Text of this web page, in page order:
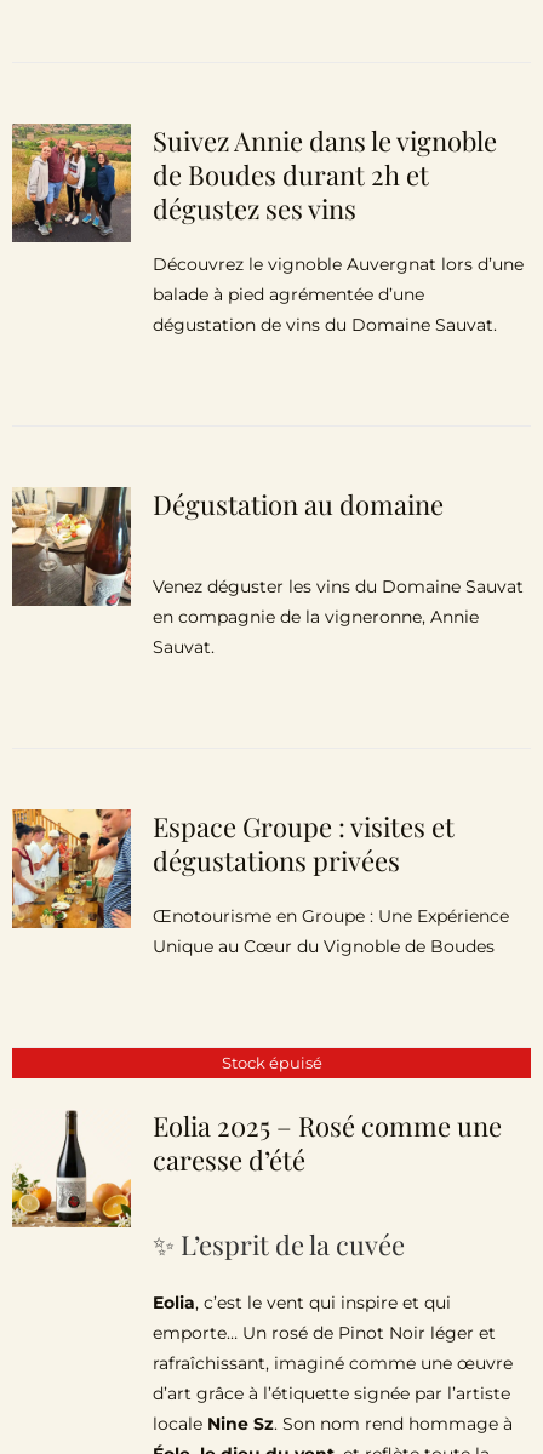
Suivez Annie dans le vignoble
de Boudes durant 2h et
dégustez ses vins
Découvrez le vignoble Auvergnat lors d’une
balade à pied agrémentée d’une
dégustation de vins du Domaine Sauvat.
Dégustation au domaine
Venez déguster les vins du Domaine Sauvat
en compagnie de la vigneronne, Annie
Sauvat.
Espace Groupe : visites et
dégustations privées
Œnotourisme en Groupe : Une Expérience
Unique au Cœur du Vignoble de Boudes
Stock épuisé
Eolia 2025 – Rosé comme une
caresse d’été
✨ L’esprit de la cuvée
Eolia, c’est le vent qui inspire et qui
emporte… Un rosé de Pinot Noir léger et
rafraîchissant, imaginé comme une œuvre
d’art grâce à l’étiquette signée par l’artiste
locale Nine Sz. Son nom rend hommage à